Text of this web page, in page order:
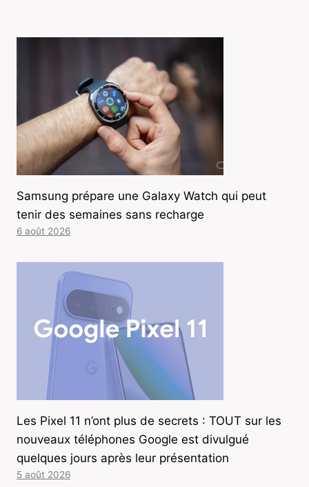
Samsung prépare une Galaxy Watch qui peut
tenir des semaines sans recharge
6 août 2026
Les Pixel 11 n’ont plus de secrets : TOUT sur les
nouveaux téléphones Google est divulgué
quelques jours après leur présentation
5 août 2026